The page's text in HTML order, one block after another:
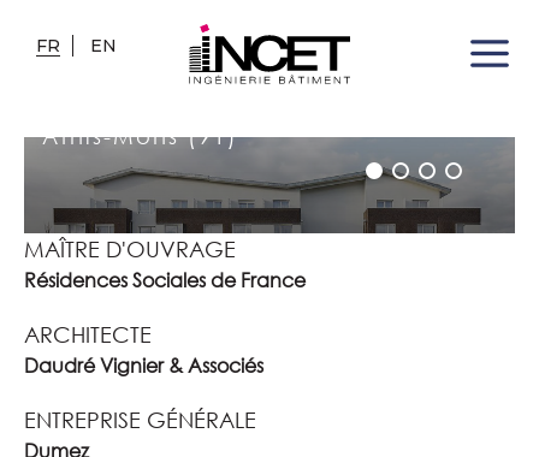
FR EN
Athis-Mons (91)
MAÎTRE D'OUVRAGE
Résidences Sociales de France
ARCHITECTE
Daudré Vignier & Associés
ENTREPRISE GÉNÉRALE
Dumez